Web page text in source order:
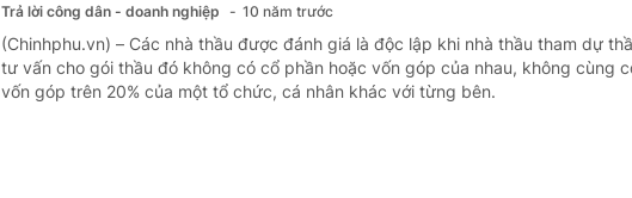
Trả lời công dân - doanh nghiệp 10 năm trước
(Chinhphu.vn) – Các nhà thầu được đánh giá là độc lập khi nhà thầu tham dự
tư vấn cho gói thầu đó không có cổ phần hoặc vốn góp của nhau, không cùng
vốn góp trên 20% của một tổ chức, cá nhân khác với từng bên.